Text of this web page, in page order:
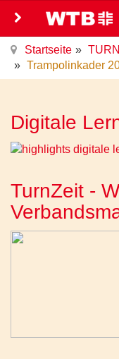
Startseite
Trampolinkader
Digitale
TurnZeit -